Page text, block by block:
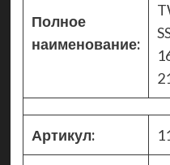
Полное
наименование:
Артикул: